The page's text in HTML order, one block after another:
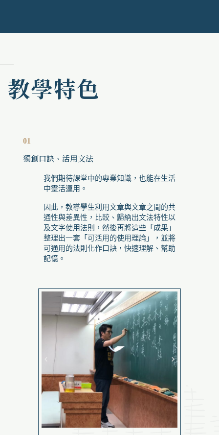
教學特色
01
獨創口訣、活用文法
我們期待課堂中的專業知識，也能在生活
中靈活運用。
因此，教導學生利用文章與文章之間的共
通性與差異性，比較、歸納出文法特性以
及文字使用法則，然後再將這些「成果」
整理出一套「可活用的使用理論」，並將
可通用的法則化作口訣，快速理解、幫助
記憶。